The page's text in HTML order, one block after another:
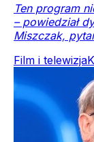
Ten program
– powiedział
Miszczak,
Film i telewizja